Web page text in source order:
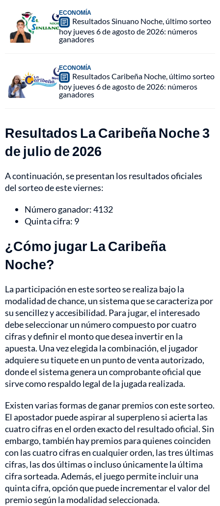
ECONOMÍA
Resultados Sinuano Noche, último sorteo
hoy jueves 6 de agosto de 2026: números
ganadores
ECONOMÍA
Resultados Caribeña Noche, último sorteo
hoy jueves 6 de agosto de 2026: números
ganadores
Resultados La Caribeña Noche 3
de julio de 2026
A continuación, se presentan los resultados oficiales
del sorteo de este viernes:
Número ganador: 4132
Quinta cifra: 9
¿Cómo jugar La Caribeña
Noche?
La participación en este sorteo se realiza bajo la
modalidad de chance, un sistema que se caracteriza por
su sencillez y accesibilidad. Para jugar, el interesado
debe seleccionar un número compuesto por cuatro
cifras y definir el monto que desea invertir en la
apuesta. Una vez elegida la combinación, el jugador
adquiere su tiquete en un punto de venta autorizado,
donde el sistema genera un comprobante oficial que
sirve como respaldo legal de la jugada realizada.
Existen varias formas de ganar premios con este sorteo.
El apostador puede aspirar al superpleno si acierta las
cuatro cifras en el orden exacto del resultado oficial. Sin
embargo, también hay premios para quienes coinciden
con las cuatro cifras en cualquier orden, las tres últimas
cifras, las dos últimas o incluso únicamente la última
cifra sorteada. Además, el juego permite incluir una
quinta cifra, opción que puede incrementar el valor del
premio según la modalidad seleccionada.